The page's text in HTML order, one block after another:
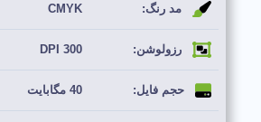
مد رنگ: CMYK
رزولوشن: 300 DPI
حجم فایل: 40 مگابایت